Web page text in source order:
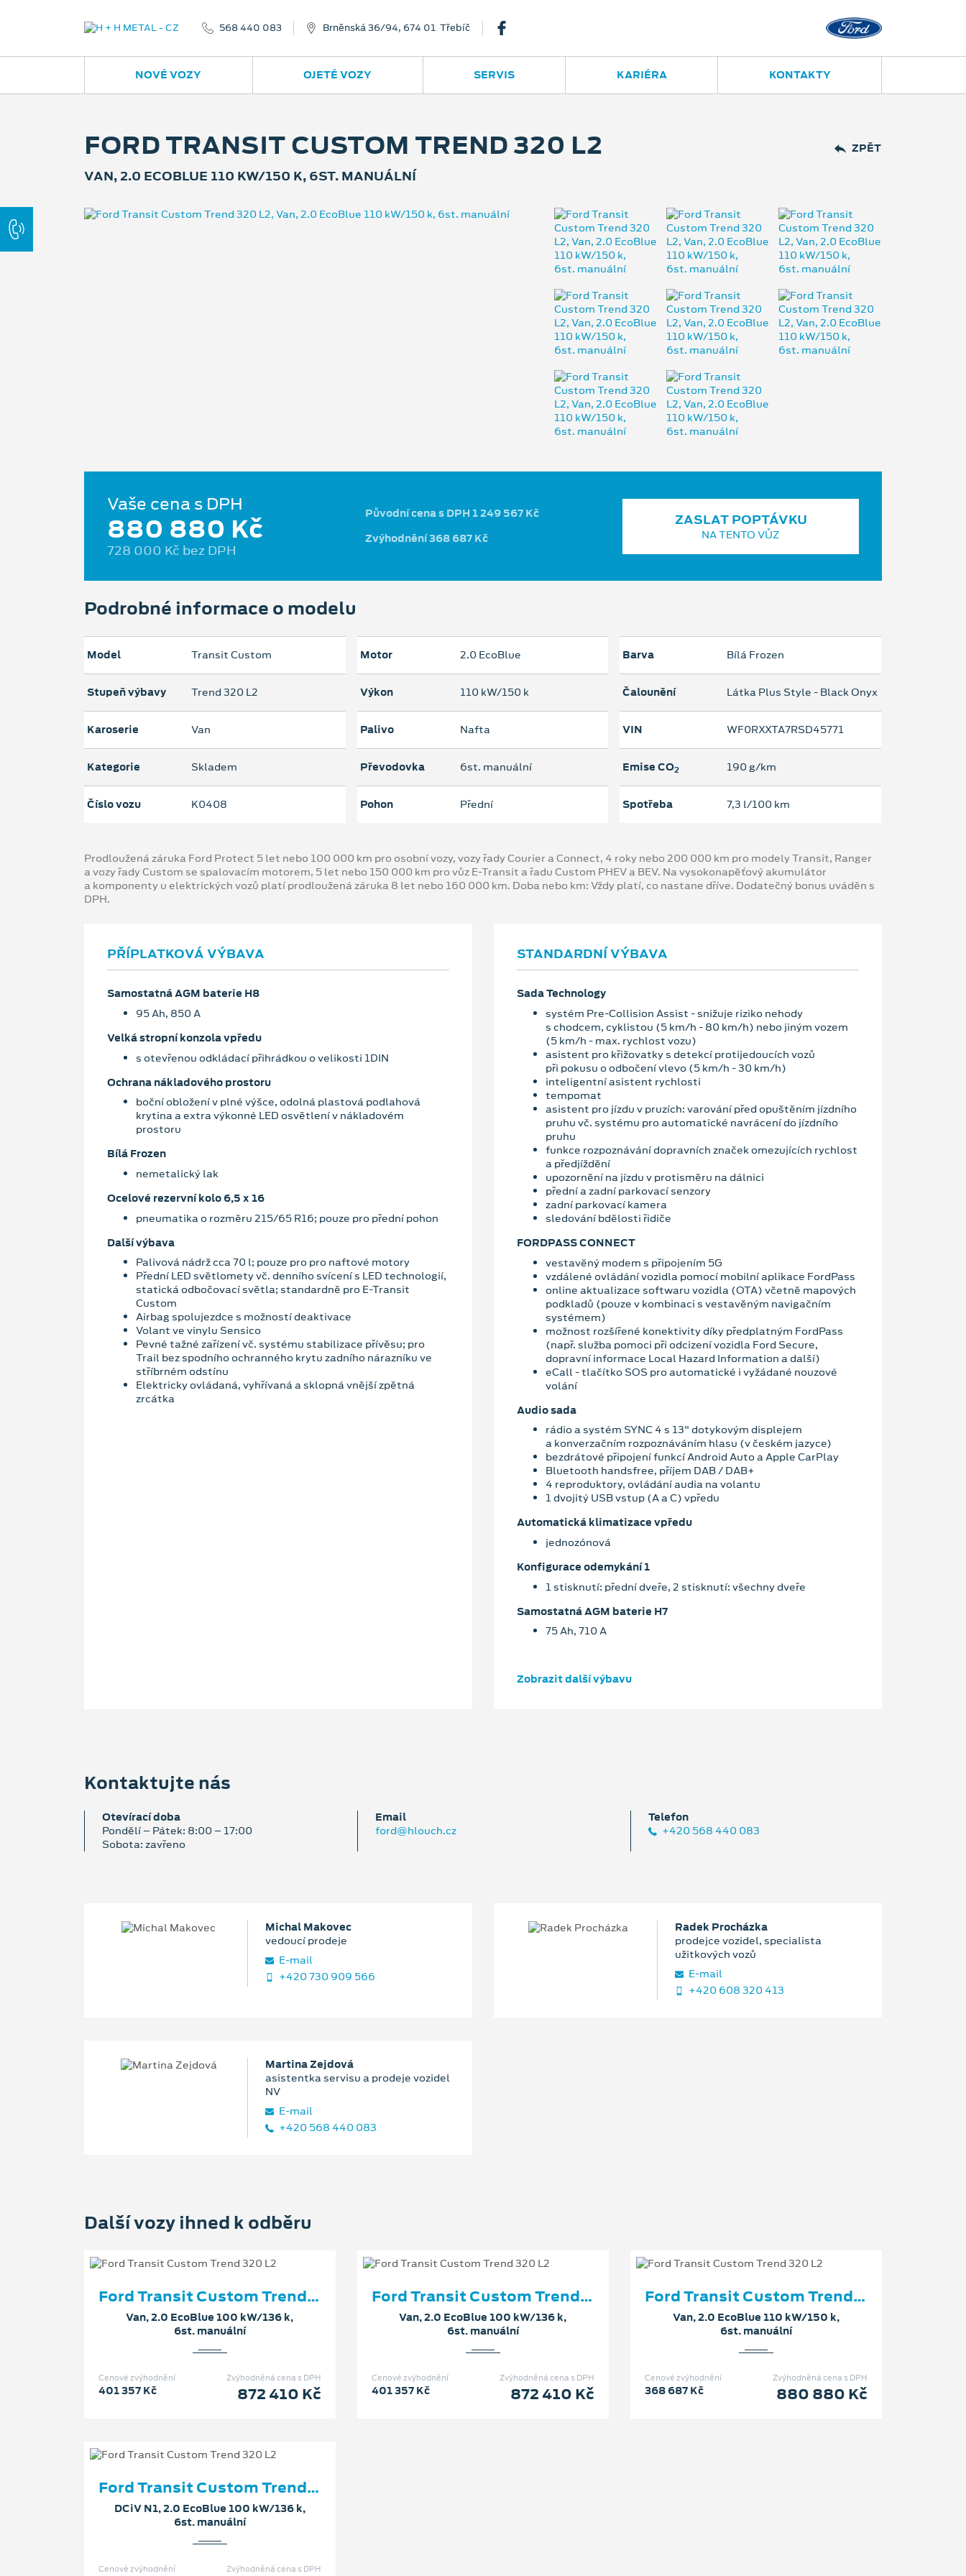
568 440 083 Brněnská 36/94, 674 01 Třebíč
NOVÉ VOZY OJETÉ VOZY SERVIS KARIÉRA KONTAKTY
ZPĚT
FORD TRANSIT CUSTOM TREND 320 L2
VAN, 2.0 ECOBLUE 110 KW/150 K, 6ST. MANUÁLNÍ
Vaše cena s DPH
880 880 Kč
728 000 Kč bez DPH
Původní cena s DPH 1 249 567 Kč
Zvýhodnění 368 687 Kč
ZASLAT POPTÁVKU
NA TENTO VŮZ
Podrobné informace o modelu
Model Transit Custom
Stupeň výbavy Trend 320 L2
Karoserie Van
Kategorie Skladem
Číslo vozu K0408
Motor 2.0 EcoBlue
Výkon 110 kW/150 k
Palivo Nafta
Převodovka 6st. manuální
Pohon Přední
Barva Bílá Frozen
Čalounění Látka Plus Style - Black Onyx
VIN WF0RXXTA7RSD45771
Emise CO2 190 g/km
Spotřeba 7,3 l/100 km
Prodloužená záruka Ford Protect 5 let nebo 100 000 km pro osobní vozy, vozy řady Courier a Connect, 4 roky nebo 200 000 km pro modely Transit, Ranger
a vozy řady Custom se spalovacím motorem, 5 let nebo 150 000 km pro vůz E-Transit a řadu Custom PHEV a BEV. Na vysokonapěťový akumulátor
a komponenty u elektrických vozů platí prodloužená záruka 8 let nebo 160 000 km. Doba nebo km: Vždy platí, co nastane dříve. Dodatečný bonus uváděn s
DPH.
PŘÍPLATKOVÁ VÝBAVA
Samostatná AGM baterie H8
95 Ah, 850 A
Velká stropní konzola vpředu
s otevřenou odkládací přihrádkou o velikosti 1DIN
Ochrana nákladového prostoru
boční obložení v plné výšce, odolná plastová podlahová
krytina a extra výkonné LED osvětlení v nákladovém
prostoru
Bílá Frozen
nemetalický lak
Ocelové rezervní kolo 6,5 x 16
pneumatika o rozměru 215/65 R16; pouze pro přední pohon
Další výbava
Palivová nádrž cca 70 l; pouze pro pro naftové motory
Přední LED světlomety vč. denního svícení s LED technologií,
statická odbočovací světla; standardně pro E-Transit
Custom
Airbag spolujezdce s možností deaktivace
Volant ve vinylu Sensico
Pevné tažné zařízení vč. systému stabilizace přívěsu; pro
Trail bez spodního ochranného krytu zadního nárazníku ve
stříbrném odstínu
Elektricky ovládaná, vyhřívaná a sklopná vnější zpětná
zrcátka
STANDARDNÍ VÝBAVA
Sada Technology
systém Pre-Collision Assist - snižuje riziko nehody
s chodcem, cyklistou (5 km/h - 80 km/h) nebo jiným vozem
(5 km/h - max. rychlost vozu)
asistent pro křižovatky s detekcí protijedoucích vozů
při pokusu o odbočení vlevo (5 km/h - 30 km/h)
inteligentní asistent rychlosti
tempomat
asistent pro jízdu v pruzích: varování před opuštěním jízdního
pruhu vč. systému pro automatické navrácení do jízdního
pruhu
funkce rozpoznávání dopravních značek omezujících rychlost
a předjíždění
upozornění na jízdu v protisměru na dálnici
přední a zadní parkovací senzory
zadní parkovací kamera
sledování bdělosti řidiče
FORDPASS CONNECT
vestavěný modem s připojením 5G
vzdálené ovládání vozidla pomocí mobilní aplikace FordPass
online aktualizace softwaru vozidla (OTA) včetně mapových
podkladů (pouze v kombinaci s vestavěným navigačním
systémem)
možnost rozšířené konektivity díky předplatným FordPass
(např. služba pomoci při odcizení vozidla Ford Secure,
dopravní informace Local Hazard Information a další)
eCall - tlačítko SOS pro automatické i vyžádané nouzové
volání
Audio sada
rádio a systém SYNC 4 s 13" dotykovým displejem
a konverzačním rozpoznáváním hlasu (v českém jazyce)
bezdrátové připojení funkcí Android Auto a Apple CarPlay
Bluetooth handsfree, příjem DAB / DAB+
4 reproduktory, ovládání audia na volantu
1 dvojitý USB vstup (A a C) vpředu
Automatická klimatizace vpředu
jednozónová
Konfigurace odemykání 1
1 stisknutí: přední dveře, 2 stisknutí: všechny dveře
Samostatná AGM baterie H7
75 Ah, 710 A
Zobrazit další výbavu
Kontaktujte nás
Otevírací doba
Pondělí – Pátek: 8:00 – 17:00
Sobota: zavřeno
Email
ford@hlouch.cz
Telefon
+420 568 440 083
Michal Makovec
vedoucí prodeje
E‑mail
+420 730 909 566
Radek Procházka
prodejce vozidel, specialista
užitkových vozů
E‑mail
+420 608 320 413
Martina Zejdová
asistentka servisu a prodeje vozidel
NV
E‑mail
+420 568 440 083
Další vozy ihned k odběru
Ford Transit Custom Trend 320 L2
Van, 2.0 EcoBlue 100 kW/136 k,
6st. manuální
Zvýhodněná cena s DPH
872 410 Kč
Cenové zvýhodnění
401 357 Kč
Ford Transit Custom Trend 320 L2
Van, 2.0 EcoBlue 100 kW/136 k,
6st. manuální
Zvýhodněná cena s DPH
872 410 Kč
Cenové zvýhodnění
401 357 Kč
Ford Transit Custom Trend 320 L2
Van, 2.0 EcoBlue 110 kW/150 k,
6st. manuální
Zvýhodněná cena s DPH
880 880 Kč
Cenové zvýhodnění
368 687 Kč
Ford Transit Custom Trend 320 L2
DCiV N1, 2.0 EcoBlue 100 kW/136 k,
6st. manuální
Zvýhodněná cena s DPH
Cenové zvýhodnění